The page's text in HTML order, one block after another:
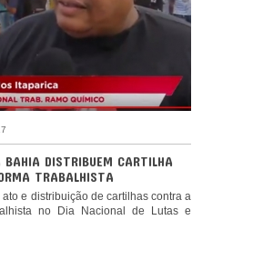
BAHIA DISTRIBUEM CARTILHA
TRABALHISTA
ato e distribuição de cartilhas contra a
no Dia Nacional de Lutas e